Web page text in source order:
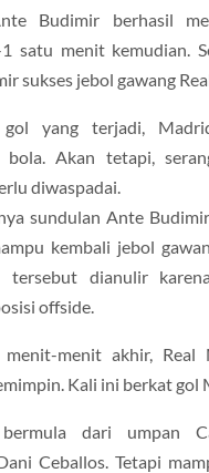
Budimir berhasil
satu menit kemudian.
sukses jebol gawang
yang terjadi,
bola. Akan tetapi,
diwaspadai.
sundulan Ante
kembali jebol
tersebut dianulir
offside.
menit-menit akhir, Real
Kali ini berkat gol
bermula dari umpan
Ceballos. Tetapi